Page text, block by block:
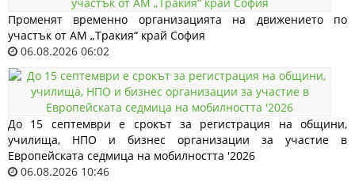
Променят временно организацията на движението по
участък от АМ „Тракия“ край София
06.08.2026 06:02
До 15 септември е срокът за регистрация на общини,
училища, НПО и бизнес организации за участие в
Европейската седмица на мобилността '2026
06.08.2026 10:46